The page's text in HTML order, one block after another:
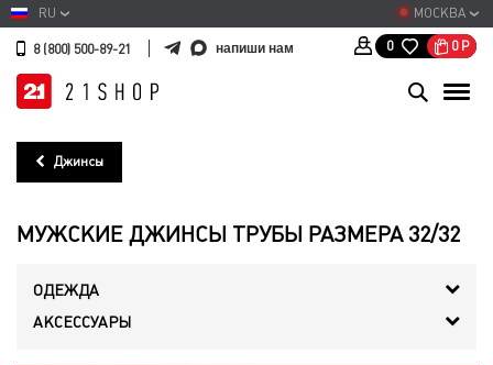
МОСКВА
RU
8 (800) 500-89-21 напиши нам 0 0 Р
Джинсы
МУЖСКИЕ ДЖИНСЫ ТРУБЫ РАЗМЕРА 32/32
ОДЕЖДА
АКСЕССУАРЫ